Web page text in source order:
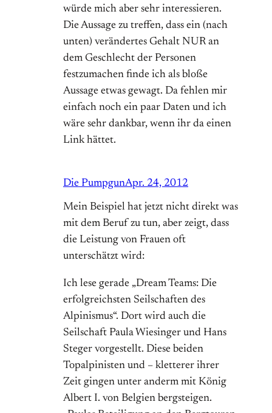
würde mich aber sehr interessieren.
Die Aussage zu treffen, dass ein (nach
unten) verändertes Gehalt NUR an
dem Geschlecht der Personen
festzumachen finde ich als bloße
Aussage etwas gewagt. Da fehlen mir
einfach noch ein paar Daten und ich
wäre sehr dankbar, wenn ihr da einen
Link hättet.
Die PumpgunApr. 24, 2012
Mein Beispiel hat jetzt nicht direkt was
mit dem Beruf zu tun, aber zeigt, dass
die Leistung von Frauen oft
unterschätzt wird:
Ich lese gerade „Dream Teams: Die
erfolgreichsten Seilschaften des
Alpinismus“. Dort wird auch die
Seilschaft Paula Wiesinger und Hans
Steger vorgestellt. Diese beiden
Topalpinisten und – kletterer ihrer
Zeit gingen unter anderm mit König
Albert I. von Belgien bergsteigen.